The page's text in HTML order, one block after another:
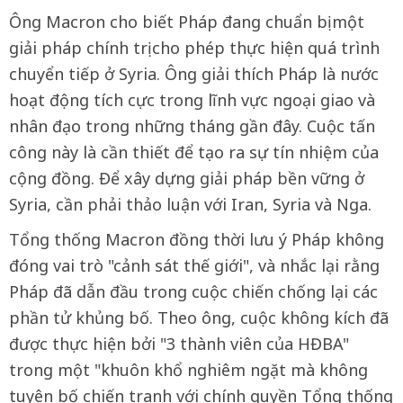
Ông Macron cho biết Pháp đang chuẩn bị một
giải pháp chính trị cho phép thực hiện quá trình
chuyển tiếp ở Syria. Ông giải thích Pháp là nước
hoạt động tích cực trong lĩnh vực ngoại giao và
nhân đạo trong những tháng gần đây. Cuộc tấn
công này là cần thiết để tạo ra sự tín nhiệm của
cộng đồng. Để xây dựng giải pháp bền vững ở
Syria, cần phải thảo luận với Iran, Syria và Nga.
Tổng thống Macron đồng thời lưu ý Pháp không
đóng vai trò "cảnh sát thế giới", và nhắc lại rằng
Pháp đã dẫn đầu trong cuộc chiến chống lại các
phần tử khủng bố. Theo ông, cuộc không kích đã
được thực hiện bởi "3 thành viên của HĐBA"
trong một "khuôn khổ nghiêm ngặt mà không
tuyên bố chiến tranh với chính quyền Tổng thống